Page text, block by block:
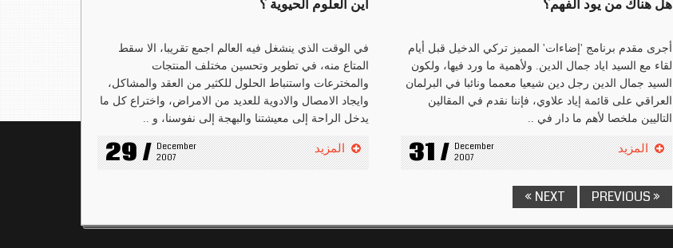
أين العلوم الحيوية ؟
في الوقت الذي ينشغل فيه العالم اجمع تقريبا، الا سقط
المتاع منه، في تطوير وتحسين مختلف المنتجات
والمخترعات واستنباط الحلول للكثير من العقد والمشاكل،
وايجاد الامصال والادوية للعديد من الامراض، واختراع كل ما
يدخل الراحة إلى معيشتنا والبهجة إلى نفوسنا، و ..
29 / December
2007
المزيد
هل هناك من يود الفهم؟
أجرى مقدم برنامج 'إضاءات' المميز تركي الدخيل قبل أيام
لقاء مع السيد اياد جمال الدين. ولأهمية ما ورد فيها، ولكون
السيد جمال الدين رجل دين شيعيا معمما ونائبا في البرلمان
العراقي على قائمة إياد علاوي، فإننا نقدم في المقالين
التاليين ملخصا لأهم ما دار في ..
31 / December
2007
المزيد
« PREVIOUS
NEXT »